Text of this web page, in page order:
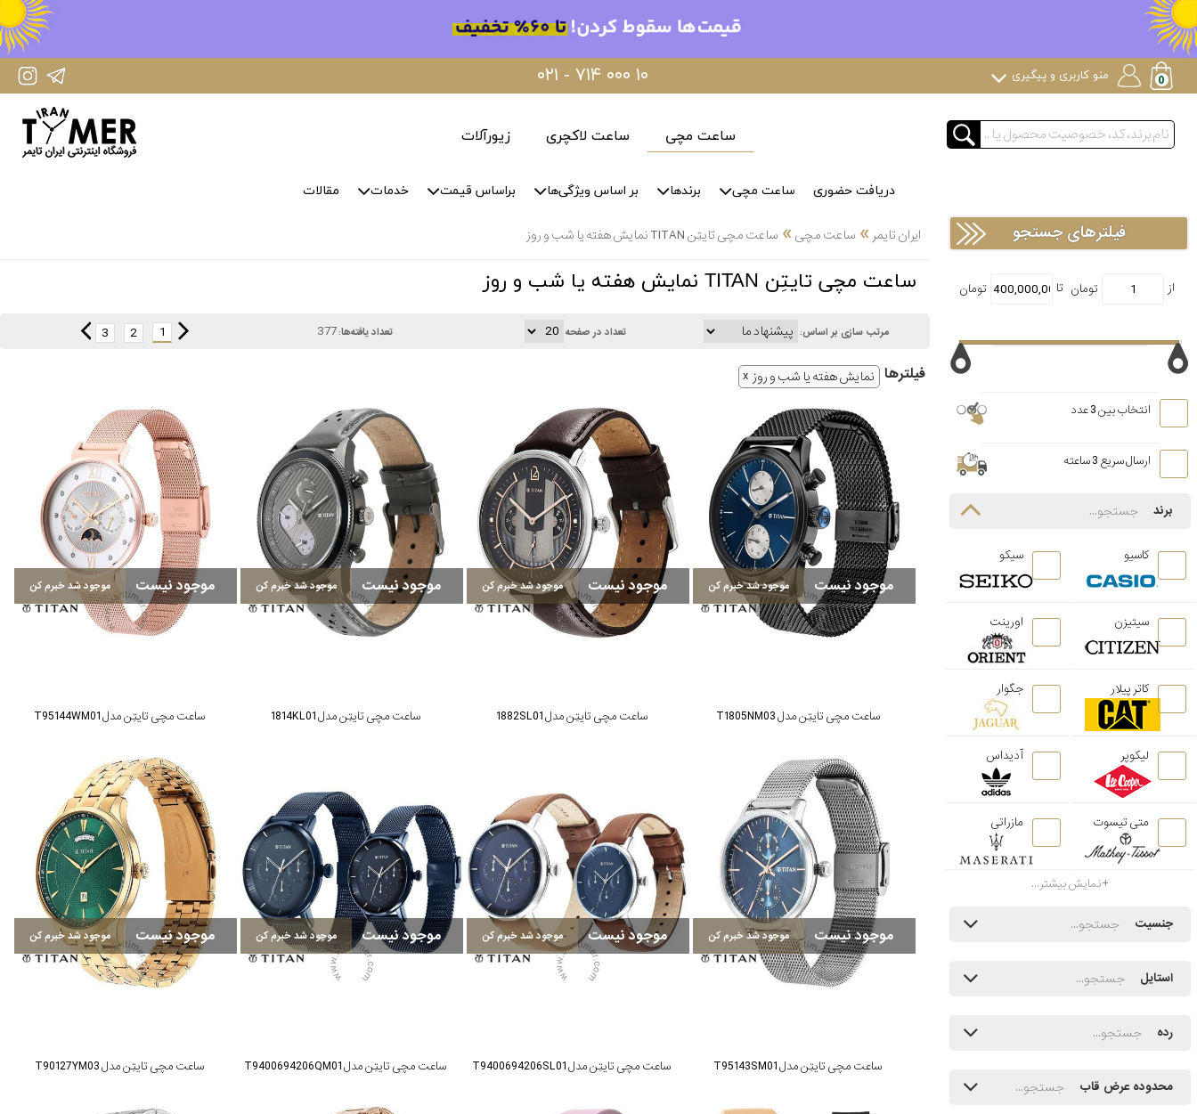
IranTimer Instagram Page ۰۲۱ - ۷۱۴ ۰۰۰ ۱۰ منو کاربری و پیگیری
ساعت مچی ساعت لاکچری زیورآلات
دریافت حضوری ساعت مچی برندها بر اساس ویژگی‌ها براساس قیمت خدمات مقالات
ایران تایمر » ساعت مچی» ساعت مچی تایتِن TITAN نمایش هفته یا شب و روز
ساعت مچی تایتِن TITAN نمایش هفته یا شب و روز
مرتب سازی بر اساس: تعداد در صفحه تعداد یافته‌ها:377
1
2
3
فیلتر‌ها نمایش هفته یا شب و روز
موجود نیست موجود شد خبرم کن
ساعت مچی تایتِن مدل T1805NM03
موجود نیست موجود شد خبرم کن
ساعت مچی تایتِن مدل 1882SL01
موجود نیست موجود شد خبرم کن
ساعت مچی تایتِن مدل 1814KL01
موجود نیست موجود شد خبرم کن
ساعت مچی تایتِن مدل T95144WM01
موجود نیست موجود شد خبرم کن
ساعت مچی تایتِن مدل T95143SM01
موجود نیست موجود شد خبرم کن
ساعت مچی تایتِن مدل T9400694206SL01
موجود نیست موجود شد خبرم کن
ساعت مچی تایتِن مدل T9400694206QM01
موجود نیست موجود شد خبرم کن
ساعت مچی تایتِن مدل T90127YM03
فیلترهای جستجو
انتخاب بین 3 عدد
ارسال سریع 3 ساعته
برند
کاسیو سیکو
سیتیزن اورینت
کاتر پیلار جگوار
لیکوپر آدیداس
متی تیسوت مازراتی
نمایش بیشتر...
جنسیت
استایل
رده
محدوده عرض قاب